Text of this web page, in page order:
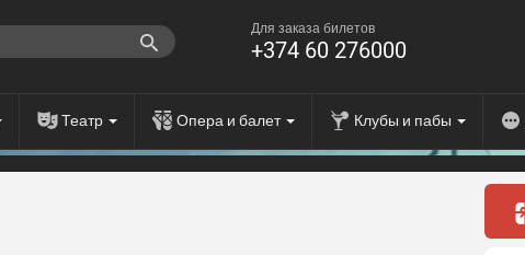
Для заказа билетов
+374 60 276000
Театр Опера и балет Клубы и пабы